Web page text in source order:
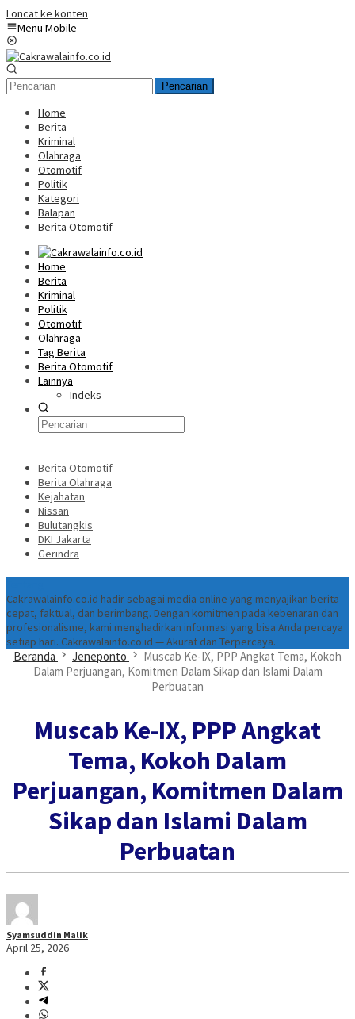
Loncat ke konten
Menu Mobile
Pencarian
Home
Berita
Kriminal
Olahraga
Otomotif
Politik
Kategori
Balapan
Berita Otomotif
Home
Berita
Kriminal
Politik
Otomotif
Olahraga
Tag Berita
Berita Otomotif
Lainnya
Indeks
Berita Otomotif
Berita Olahraga
Kejahatan
Nissan
Bulutangkis
DKI Jakarta
Gerindra
Cakrawalainfo.co.id hadir sebagai media online yang menyajikan berita
cepat, faktual, dan berimbang. Dengan komitmen pada kebenaran dan
profesionalisme, kami menghadirkan informasi yang bisa Anda percaya
setiap hari. Cakrawalainfo.co.id — Akurat dan Terpercaya.
Beranda Jeneponto
Muscab Ke-IX, PPP Angkat Tema, Kokoh
Dalam Perjuangan, Komitmen Dalam Sikap dan Islami Dalam
Perbuatan
Muscab Ke-IX, PPP Angkat
Tema, Kokoh Dalam
Perjuangan, Komitmen Dalam
Sikap dan Islami Dalam
Perbuatan
Syamsuddin Malik
April 25, 2026